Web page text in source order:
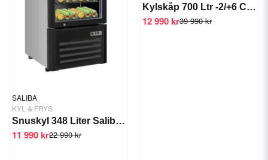
SALIBA
KYL & FRYS
Snuskyl 348 Liter Saliba SC-388V
22 990 kr
11 990 kr
Kylskåp 700 Ltr -2/+6 C 370 W
39 990 kr
12 990 kr